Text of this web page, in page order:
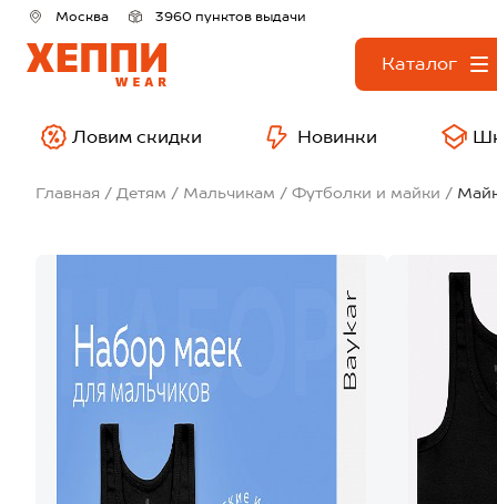
Москва 3960 пунктов выдачи
Каталог
Ловим скидки Новинки
Главная Детям Мальчикам Футболки и майки